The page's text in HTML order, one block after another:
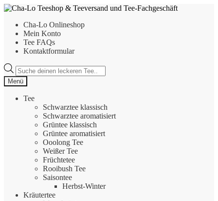
Zur
springen
Zum
springenCha-Lo Onlineshop
Mein Konto
Tee FAQs
Kontaktformular
Products
search
Menü
Tee
Schwarztee klassisch
Schwarztee aromatisiert
Grüntee klassisch
Grüntee aromatisiert
Ooolong Tee
Weißer Tee
Früchtetee
Rooibush Tee
Saisontee
Herbst-Winter
Kräutertee